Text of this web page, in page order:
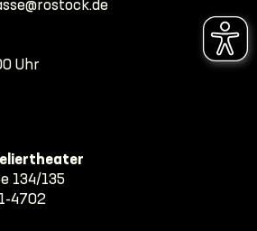
Uhr
134/135
4702